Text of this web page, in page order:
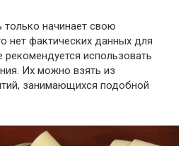
только начинает свою
нет фактических данных для
рекомендуется использовать
Их можно взять из
занимающихся подобной